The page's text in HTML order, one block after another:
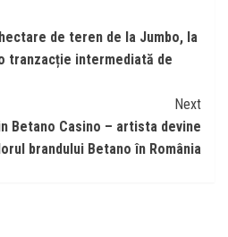
de teren de la Jumbo, la
tranzacție intermediată de
Next
Betano Casino – artista devine
brandului Betano în România